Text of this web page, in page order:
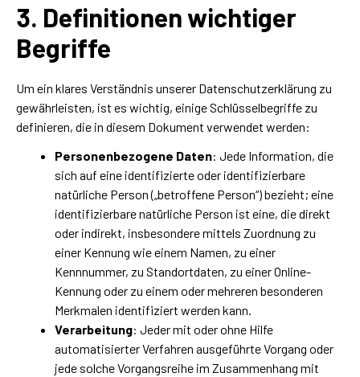
3. Definitionen wichtiger
Begriffe
Um ein klares Verständnis unserer Datenschutzerklärung zu
gewährleisten, ist es wichtig, einige Schlüsselbegriffe zu
definieren, die in diesem Dokument verwendet werden:
Personenbezogene Daten: Jede Information, die
sich auf eine identifizierte oder identifizierbare
natürliche Person („betroffene Person“) bezieht; eine
identifizierbare natürliche Person ist eine, die direkt
oder indirekt, insbesondere mittels Zuordnung zu
einer Kennung wie einem Namen, zu einer
Kennnummer, zu Standortdaten, zu einer Online-
Kennung oder zu einem oder mehreren besonderen
Merkmalen identifiziert werden kann.
Verarbeitung: Jeder mit oder ohne Hilfe
automatisierter Verfahren ausgeführte Vorgang oder
jede solche Vorgangsreihe im Zusammenhang mit